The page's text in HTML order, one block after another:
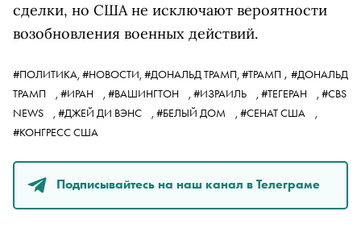
сделки, но США не исключают вероятности
возобновления военных действий.
#ПОЛИТИКА, #НОВОСТИ, #ДОНАЛЬД ТРАМП, #ТРАМП , #ДОНАЛЬД
ТРАМП
, #ИРАН , #ВАШИНГТОН , #ИЗРАИЛЬ , #ТЕГЕРАН , #CBS
NEWS
, #ДЖЕЙ ДИ ВЭНС , #БЕЛЫЙ ДОМ , #СЕНАТ США
,
#КОНГРЕСС США
Подписывайтесь на наш канал в Телеграме